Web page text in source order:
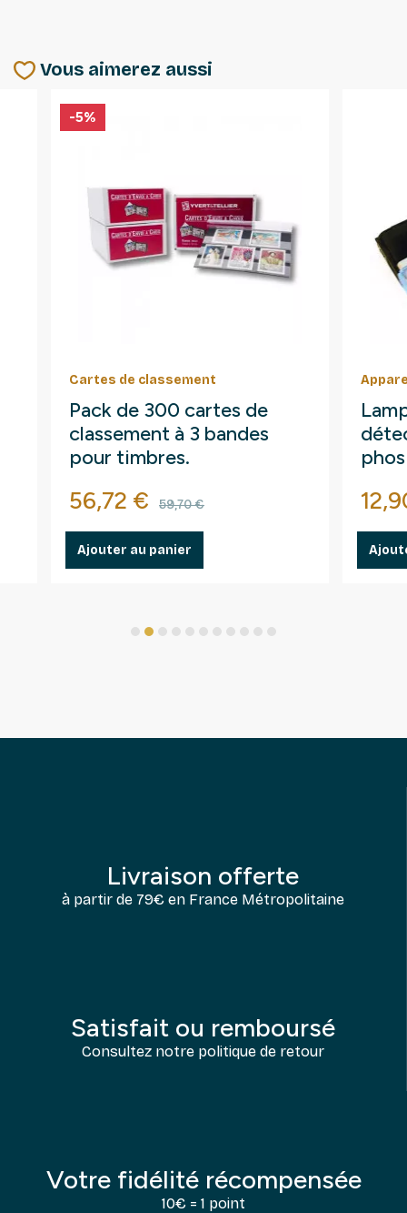
Vous aimerez aussi
Cartes de classement
Pack de 300 cartes de
classement à 3 bandes
pour timbres.
Prix
56,72 € Prix de base
59,70 €
-5%
Ajouter au panier
Prix
Livraison offerte
à partir de 79€ en France Métropolitaine
Satisfait ou remboursé
Consultez notre politique de retour
Votre fidélité récompensée
10€ = 1 point